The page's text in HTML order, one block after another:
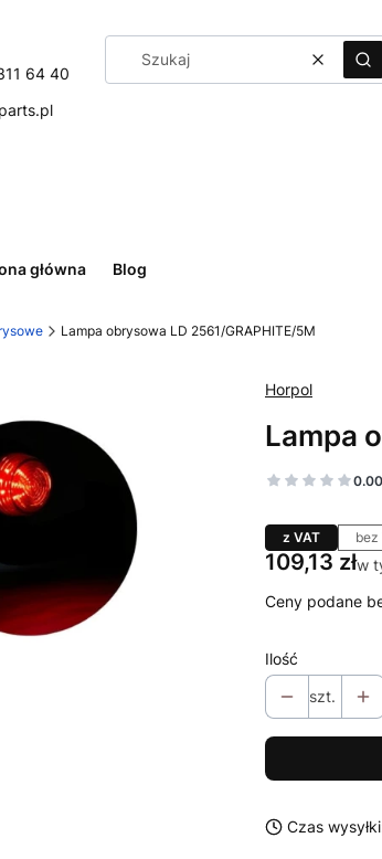
64 40
Wyczyść
główna Blog
Lampa obrysowa LD 2561/GRAPHITE/5M
Horpol
Lampa
0.00
z VAT bez
Cena
109,13 złw
w
Ceny podane
Ilość
szt.
Czas